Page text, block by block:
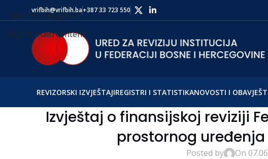
Skip to navigation
Skip to main content
vrifbih@vrifbih.ba+387 33 723 550
REVIZORSKI IZVJEŠTAJIREGISTRI I STATISTIKANOVOSTI I
Izvještaj o finansijskoj reviziji
prostornog uređenja
Posted by On